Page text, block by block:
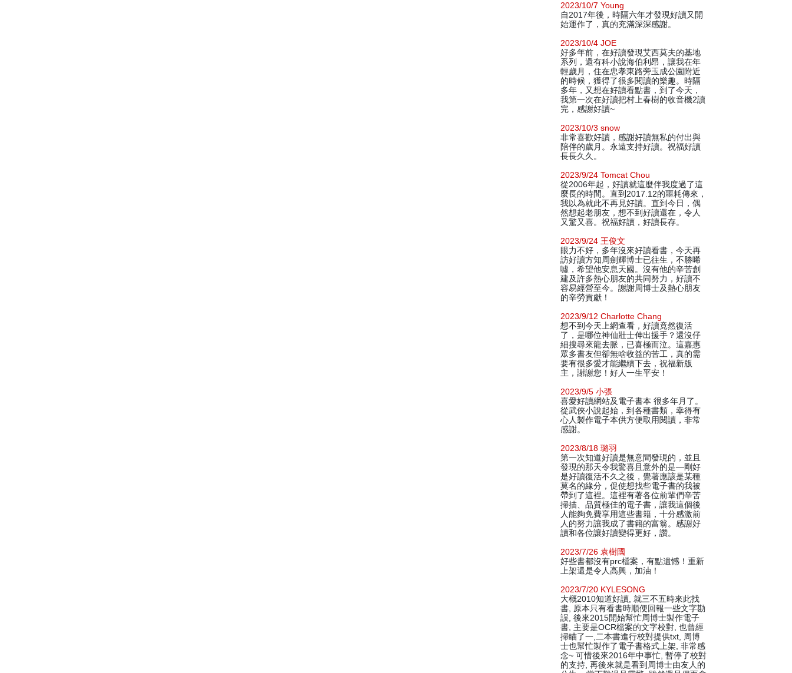
2023/10/7 Young
自2017年後，時隔六年才發現好讀又開
始運作了，真的充滿深深感謝。
2023/10/4 JOE
好多年前，在好讀發現艾西莫夫的基地
系列，還有科小說海伯利昂，讓我在年
輕歲月，住在忠孝東路旁玉成公園附近
的時候，獲得了很多閱讀的樂趣。時隔
多年，又想在好讀看點書，到了今天，
我第一次在好讀把村上春樹的收音機2讀
完，感謝好讀~
2023/10/3 snow
非常喜歡好讀，感謝好讀無私的付出與
陪伴的歲月。永遠支持好讀。祝福好讀
長長久久。
2023/9/24 Tomcat Chou
從2006年起，好讀就這麼伴我度過了這
麼長的時間。直到2017.12的噩耗傳來，
我以為就此不再見好讀。直到今日，偶
然想起老朋友，想不到好讀還在，令人
又驚又喜。祝福好讀，好讀長存。
2023/9/24 王俊文
眼力不好，多年沒來好讀看書，今天再
訪好讀方知周劍輝博士已往生，不勝唏
噓，希望他安息天國。沒有他的辛苦創
建及許多熱心朋友的共同努力，好讀不
容易經營至今。謝謝周博士及熱心朋友
的辛勞貢獻！
2023/9/12 Charlotte Chang
想不到今天上網查看，好讀竟然復活
了，是哪位神仙壯士伸出援手？還沒仔
細搜尋來龍去脈，已喜極而泣。這嘉惠
眾多書友但卻無啥收益的苦工，真的需
要有很多愛才能繼續下去，祝福新版
主，謝謝您！好人一生平安！
2023/9/5 小張
喜愛好讀網站及電子書本 很多年月了。
從武俠小說起始，到各種書類，幸得有
心人製作電子本供方便取用閱讀，非常
感謝。
2023/8/18 璐羽
第一次知道好讀是無意間發現的，並且
發現的那天令我驚喜且意外的是—剛好
是好讀復活不久之後，覺著應該是某種
莫名的緣分，促使想找些電子書的我被
帶到了這裡。這裡有著各位前輩們辛苦
掃描、品質極佳的電子書，讓我這個後
人能夠免費享用這些書籍，十分感激前
人的努力讓我成了書籍的富翁。感謝好
讀和各位讓好讀變得更好，讚。
2023/7/26 袁樹國
好些書都沒有prc檔案，有點遺憾！重新
上架還是令人高興，加油！
2023/7/20 KYLESONG
大概2010知道好讀, 就三不五時來此找
書, 原本只有看書時順便回報一些文字勘
誤, 後來2015開始幫忙周博士製作電子
書, 主要是OCR檔案的文字校對, 也曾經
掃瞄了一,二本書進行校對提供txt, 周博
士也幫忙製作了電子書格式上架, 非常感
念~ 可惜後來2016年中事忙, 暫停了校對
的支持, 再後來就是看到周博士由友人的